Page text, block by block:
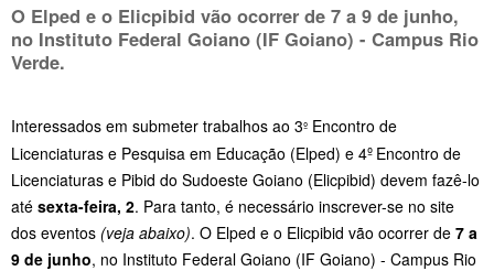
O Elped e o Elicpibid vão ocorrer de 7 a 9 de junho,
no Instituto Federal Goiano (IF Goiano) - Campus Rio
Verde.
Interessados em submeter trabalhos ao 3º Encontro de
Licenciaturas e Pesquisa em Educação (Elped) e 4º Encontro de
Licenciaturas e Pibid do Sudoeste Goiano (Elicpibid) devem fazê-lo
até sexta-feira, 2. Para tanto, é necessário inscrever-se no site
dos eventos (veja abaixo). O Elped e o Elicpibid vão ocorrer de 7 a
9 de junho, no Instituto Federal Goiano (IF Goiano) - Campus Rio